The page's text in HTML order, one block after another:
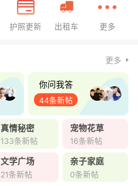
护照更新 出租车 更多
更多
你问我答
44条新帖
真情秘密
133条新帖
宠物花草
16条新帖
文学广场
21条新帖
亲子家庭
0条新帖